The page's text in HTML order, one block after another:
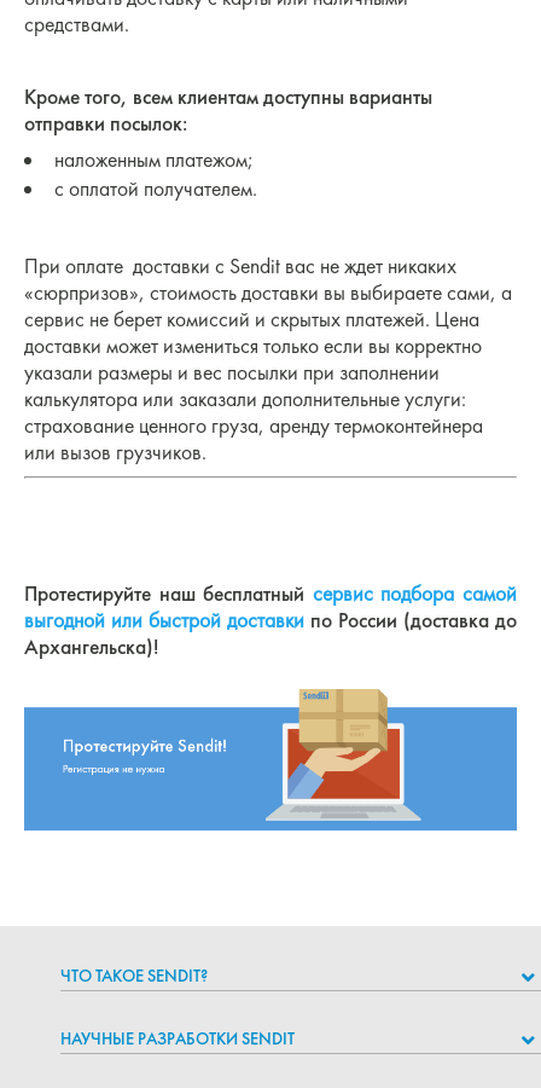
ЧТО ТАКОЕ SENDIT?
НАУЧНЫЕ РАЗРАБОТКИ SENDIT
средствами.
Кроме того, всем клиентам доступны варианты
отправки посылок:
наложенным платежом;
с оплатой получателем.
При оплате доставки с Sendit вас не ждет никаких
«сюрпризов», стоимость доставки вы выбираете сами, а
сервис не берет комиссий и скрытых платежей. Цена
доставки может измениться только если вы корректно
указали размеры и вес посылки при заполнении
калькулятора или заказали дополнительные услуги:
страхование ценного груза, аренду термоконтейнера
или вызов грузчиков.
Протестируйте наш бесплатный сервис подбора самой
выгодной или быстрой доставки по России (доставка до
Архангельска)!